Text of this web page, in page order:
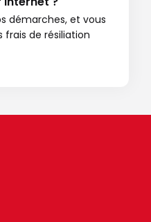
démarches, et vous
frais de résiliation